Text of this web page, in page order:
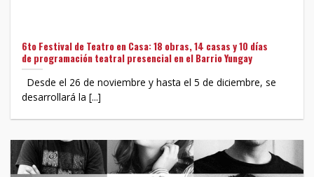
6to Festival de Teatro en Casa: 18 obras, 14 casas y 10 días
de programación teatral presencial en el Barrio Yungay
Desde el 26 de noviembre y hasta el 5 de diciembre, se
desarrollará la [...]